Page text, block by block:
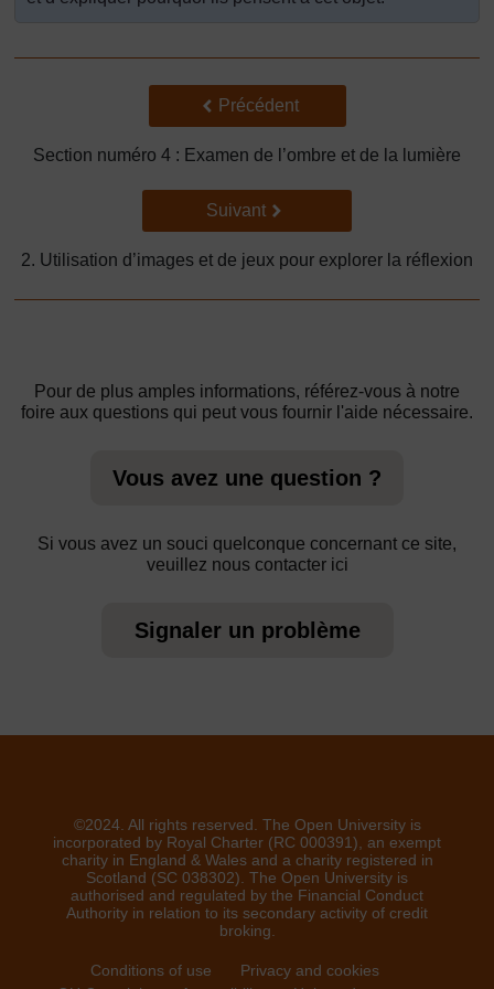
Précédent
Précédent
Section numéro 4 : Examen de l’ombre et de la lumière
Suivant
Suivant
2. Utilisation d’images et de jeux pour explorer la réflexion
Pour de plus amples informations, référez-vous à notre
foire aux questions qui peut vous fournir l'aide nécessaire.
Vous avez une question ?
Si vous avez un souci quelconque concernant ce site,
veuillez nous contacter ici
Signaler un problème
©2024. All rights reserved. The Open University is
incorporated by Royal Charter (RC 000391), an exempt
charity in England & Wales and a charity registered in
Scotland (SC 038302). The Open University is
authorised and regulated by the Financial Conduct
Authority in relation to its secondary activity of credit
broking.
Conditions of use
Privacy and cookies